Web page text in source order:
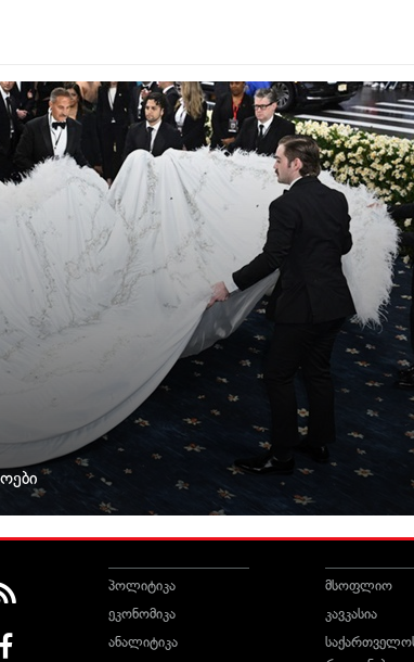
პოლიტიკა
ეკონომიკა
ანალიტიკა
მსოფლიო
კავკასია